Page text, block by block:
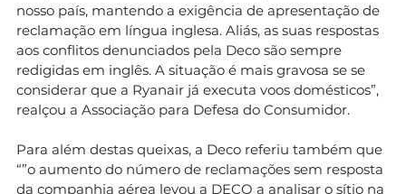
nosso país, mantendo a exigência de apresentação de
reclamação em língua inglesa. Aliás, as suas respostas
aos conflitos denunciados pela Deco são sempre
redigidas em inglês. A situação é mais gravosa se se
considerar que a Ryanair já executa voos domésticos”,
realçou a Associação para Defesa do Consumidor.
Para além destas queixas, a Deco referiu também que
“”o aumento do número de reclamações sem resposta
da companhia aérea levou a DECO a analisar o sítio na